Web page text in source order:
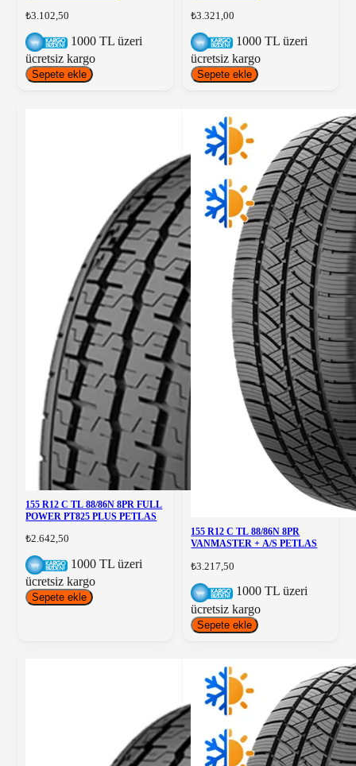
₺3.102,50
1000 TL üzeri
ücretsiz kargo
Sepete ekle
₺3.321,00
1000 TL üzeri
ücretsiz kargo
Sepete ekle
155 R12 C TL 88/86N 8PR FULL
POWER PT825 PLUS PETLAS
₺2.642,50
1000 TL üzeri
ücretsiz kargo
Sepete ekle
155 R12 C TL 88/86N 8PR
VANMASTER + A/S PETLAS
₺3.217,50
1000 TL üzeri
ücretsiz kargo
Sepete ekle